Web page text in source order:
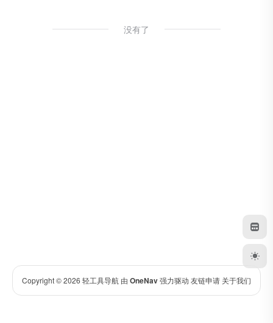
没有了
Copyright © 2026 轻工具导航 由 OneNav强力驱动 友链申请 关于我们